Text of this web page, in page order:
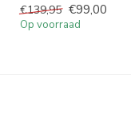
€139,95 €99,00
Op voorraad